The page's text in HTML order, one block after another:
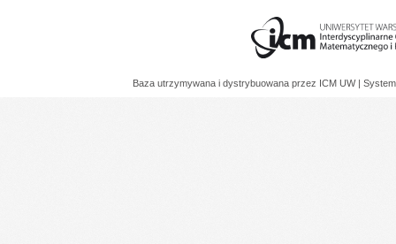
Baza utrzymywana i dystrybuowana przez ICM UW |